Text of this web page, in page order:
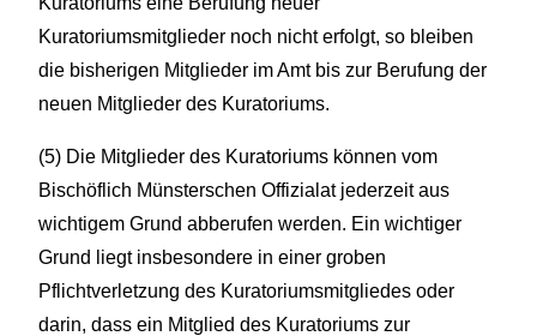
Kuratoriumsmitglieder noch nicht erfolgt, so bleiben
die bisherigen Mitglieder im Amt bis zur Berufung der
neuen Mitglieder des Kuratoriums.
(5) Die Mitglieder des Kuratoriums können vom
Bischöflich Münsterschen Offizialat jederzeit aus
wichtigem Grund abberufen werden. Ein wichtiger
Grund liegt insbesondere in einer groben
Pflichtverletzung des Kuratoriumsmitgliedes oder
darin, dass ein Mitglied des Kuratoriums zur